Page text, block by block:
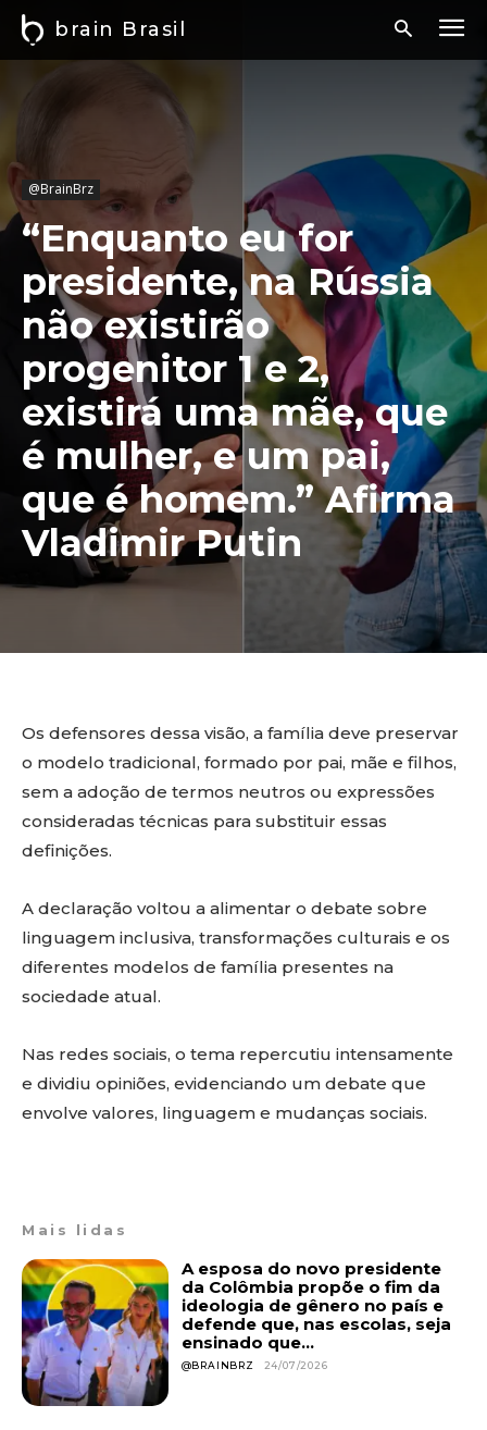
brain Brasil
@BrainBrz
“Enquanto eu for
presidente, na Rússia
não existirão
progenitor 1 e 2,
existirá uma mãe, que
é mulher, e um pai,
que é homem.” Afirma
Vladimir Putin
Os defensores dessa visão, a família deve preservar
o modelo tradicional, formado por pai, mãe e filhos,
sem a adoção de termos neutros ou expressões
consideradas técnicas para substituir essas
definições.
A declaração voltou a alimentar o debate sobre
linguagem inclusiva, transformações culturais e os
diferentes modelos de família presentes na
sociedade atual.
Nas redes sociais, o tema repercutiu intensamente
e dividiu opiniões, evidenciando um debate que
envolve valores, linguagem e mudanças sociais.
Mais lidas
A esposa do novo presidente
da Colômbia propõe o fim da
ideologia de gênero no país e
defende que, nas escolas, seja
ensinado que...
@BRAINBRZ 24/07/2026